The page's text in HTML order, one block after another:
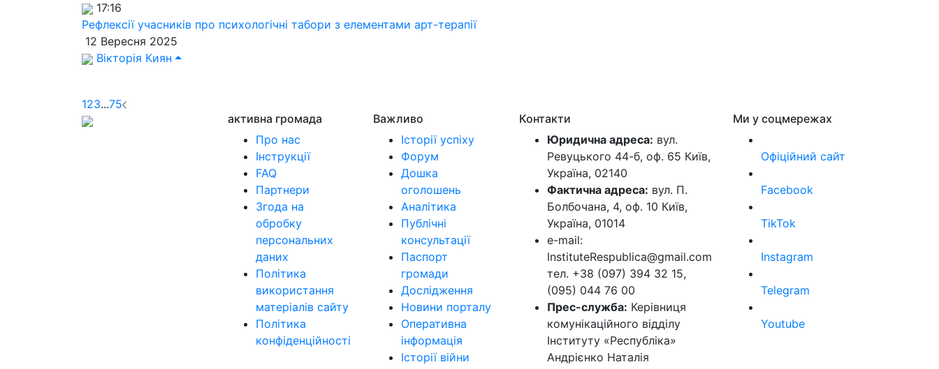
17:16
Рефлексії учасників про психологічні табори з елементами арт-терапії
12 Вересня 2025
Вікторія Киян
123...75
активна громада
Про нас
Інструкції
FAQ
Партнери
Згода на
обробку
персональних
даних
Політика
використання
матеріалів сайту
Політика
конфіденційності
Важливо
Історії успіху
Форум
Дошка
оголошень
Аналітика
Публічні
консультації
Паспорт
громади
Дослідження
Новини порталу
Оперативна
інформація
Історії війни
Контакти
Юридична адреса: вул.
Ревуцького 44-б, оф. 65 Київ,
Україна, 02140
Фактична адреса: вул. П.
Болбочана, 4, оф. 10 Київ,
Україна, 01014
e-mail:
InstituteRespublica@gmail.com
тел. +38 (097) 394 32 15,
(095) 044 76 00
Прес-служба: Керівниця
комунікаційного відділу
Інституту «Республіка»
Андрієнко Наталія
Ми у соцмережах
Офіційний сайт
Facebook
TikTok
Instagram
Telegram
Youtube